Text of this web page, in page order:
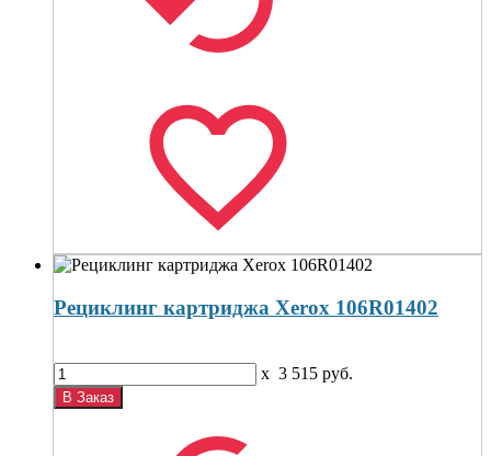
Рециклинг картриджа Xerox 106R01402
x 3 515 руб.